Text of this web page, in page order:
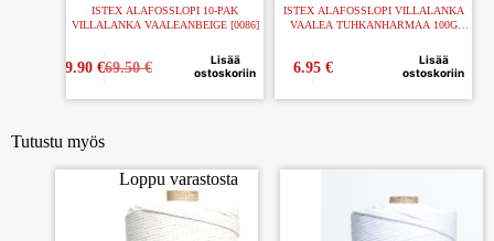
ISTEX ALAFOSSLOPI 10-PAK
VILLALANKA VAALEANBEIGE [0086]
69.50€
59.90 €
Lisää
ostoskoriin
ISTEX ALAFOSSLOPI VILLALANKA
VAALEA TUHKANHARMAA 100G
6.95 €
Lisää
ostoskoriin
Tutustu myös
Loppu varastosta